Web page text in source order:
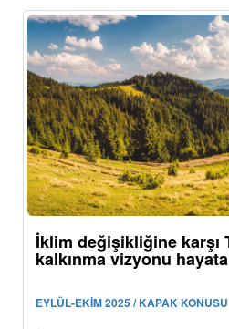
İklim değişikliğine karşı
kalkınma vizyonu
EYLÜL-EKİM 2025 / KAPAK KONUSU